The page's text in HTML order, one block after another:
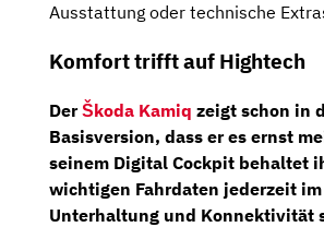
Ausstattung oder technische
Komfort trifft auf Hightech
DerŠkoda Kamiq zeigt schon in
Basisversion, dass er es ernst
seinem Digital Cockpit behaltet
wichtigen Fahrdaten jederzeit
Unterhaltung und Konnektivität